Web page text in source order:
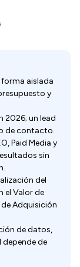
aislada
y
2026; un lead
de contacto.
Paid Media y
sin
del
el Valor de
Adquisición
de datos,
depende de